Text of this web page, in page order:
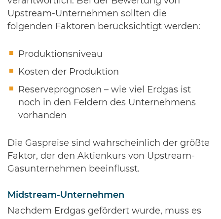
Upstream-Unternehmen sollten die
folgenden Faktoren berücksichtigt werden:
Produktionsniveau
Kosten der Produktion
Reserveprognosen – wie viel Erdgas ist
noch in den Feldern des Unternehmens
vorhanden
Die Gaspreise sind wahrscheinlich der größte
Faktor, der den Aktienkurs von Upstream-
Gasunternehmen beeinflusst.
Midstream-Unternehmen
Nachdem Erdgas gefördert wurde, muss es